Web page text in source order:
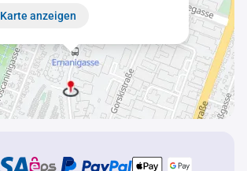
Karte anzeigen